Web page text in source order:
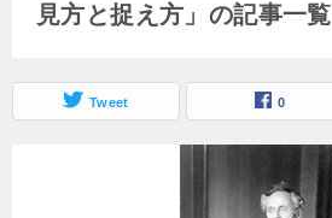
見方と捉え方」の記事一覧
Tweet 0